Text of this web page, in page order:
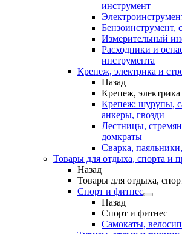
инструмент
Бензоинструмент,
Измерительный
Расходники и
инструмента
Крепеж, электрика и
Назад
Крепеж, электрика
Крепеж: шурупы,
анкеры, гвозди
Лестницы,
домкраты
Сварка,
Товары для отдыха, спорта и
Назад
Товары для отдыха,
Спорт и фитнес
Назад
Спорт и фитнес
Самокаты,